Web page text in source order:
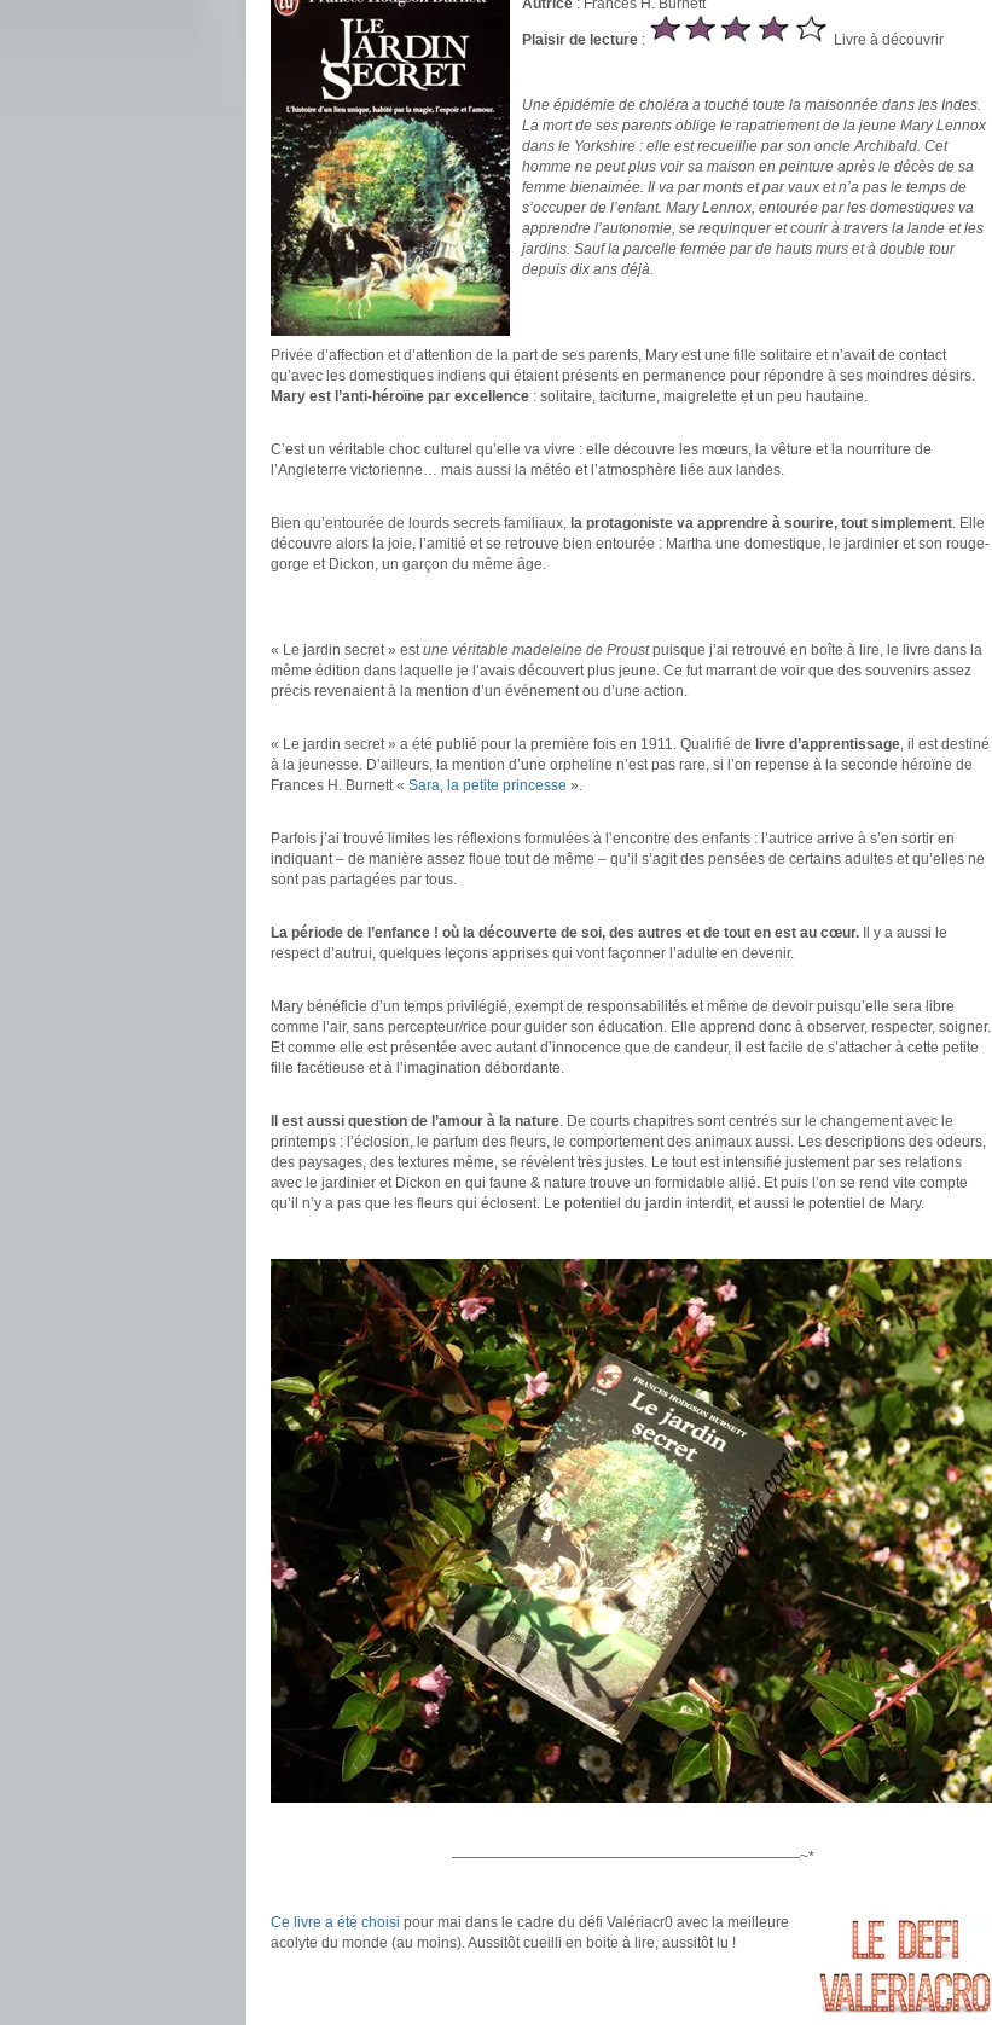
Autrice : Frances H. Burnett
Plaisir de lecture :
Livre à découvrir
Une épidémie de choléra a touché toute la maisonnée dans les Indes.
La mort de ses parents oblige le rapatriement de la jeune Mary Lennox
dans le Yorkshire : elle est recueillie par son oncle Archibald. Cet
homme ne peut plus voir sa maison en peinture après le décès de sa
femme bienaimée. Il va par monts et par vaux et n’a pas le temps de
s’occuper de l’enfant. Mary Lennox, entourée par les domestiques va
apprendre l’autonomie, se requinquer et courir à travers la lande et les
jardins. Sauf la parcelle fermée par de hauts murs et à double tour
depuis dix ans déjà.
Privée d’affection et d’attention de la part de ses parents, Mary est une fille solitaire et n’avait de contact
qu’avec les domestiques indiens qui étaient présents en permanence pour répondre à ses moindres désirs.
Mary est l’anti-héroïne par excellence : solitaire, taciturne, maigrelette et un peu hautaine.
C’est un véritable choc culturel qu’elle va vivre : elle découvre les mœurs, la vêture et la nourriture de
l’Angleterre victorienne… mais aussi la météo et l’atmosphère liée aux landes.
Bien qu’entourée de lourds secrets familiaux, la protagoniste va apprendre à sourire, tout simplement. Elle
découvre alors la joie, l’amitié et se retrouve bien entourée : Martha une domestique, le jardinier et son rouge-
gorge et Dickon, un garçon du même âge.
« Le jardin secret » estune véritable madeleine de Proustpuisque j’ai retrouvé en boîte à lire, le livre dans la
même édition dans laquelle je l’avais découvert plus jeune. Ce fut marrant de voir que des souvenirs assez
précis revenaient à la mention d’un événement ou d’une action.
« Le jardin secret » a été publié pour la première fois en 1911. Qualifié de livre d’apprentissage, il est destiné
à la jeunesse. D’ailleurs, la mention d’une orpheline n’est pas rare, si l’on repense à la seconde héroïne de
Frances H. Burnett « Sara, la petite princesse ».
Parfois j’ai trouvé limites les réflexions formulées à l’encontre des enfants : l’autrice arrive à s’en sortir en
indiquant – de manière assez floue tout de même – qu’il s’agit des pensées de certains adultes et qu’elles ne
sont pas partagées par tous.
La période de l’enfance ! où la découverte de soi, des autres et de tout en est au cœur. Il y a aussi le
respect d’autrui, quelques leçons apprises qui vont façonner l’adulte en devenir.
Mary bénéficie d’un temps privilégié, exempt de responsabilités et même de devoir puisqu’elle sera libre
comme l’air, sans percepteur/rice pour guider son éducation. Elle apprend donc à observer, respecter, soigner.
Et comme elle est présentée avec autant d’innocence que de candeur, il est facile de s’attacher à cette petite
fille facétieuse et à l’imagination débordante.
Il est aussi question de l’amour à la nature. De courts chapitres sont centrés sur le changement avec le
printemps : l’éclosion, le parfum des fleurs, le comportement des animaux aussi. Les descriptions des odeurs,
des paysages, des textures même, se révèlent très justes. Le tout est intensifié justement par ses relations
avec le jardinier et Dickon en qui faune & nature trouve un formidable allié. Et puis l’on se rend vite compte
qu’il n’y a pas que les fleurs qui éclosent. Le potentiel du jardin interdit, et aussi le potentiel de Mary.
————————————————————————~*
Ce livre a été choisi pour mai dans le cadre du défi Valériacr0 avec la meilleure
acolyte du monde (au moins). Aussitôt cueilli en boite à lire, aussitôt lu !